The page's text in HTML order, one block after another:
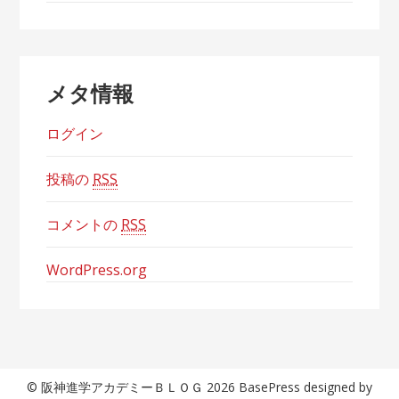
メタ情報
ログイン
投稿の RSS
コメントの RSS
WordPress.org
© 阪神進学アカデミーＢＬＯＧ 2026 BasePress designed by